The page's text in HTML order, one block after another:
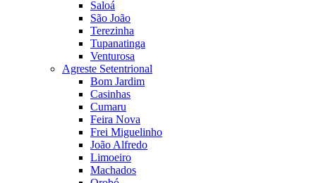
Saloá
São João
Terezinha
Tupanatinga
Venturosa
Agreste Setentrional
Bom Jardim
Casinhas
Cumaru
Feira Nova
Frei Miguelinho
João Alfredo
Limoeiro
Machados